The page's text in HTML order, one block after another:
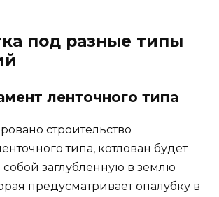
под разные типы
ленточного типа
строительство
типа, котлован будет
собой заглубленную в землю
предусматривает опалубку в